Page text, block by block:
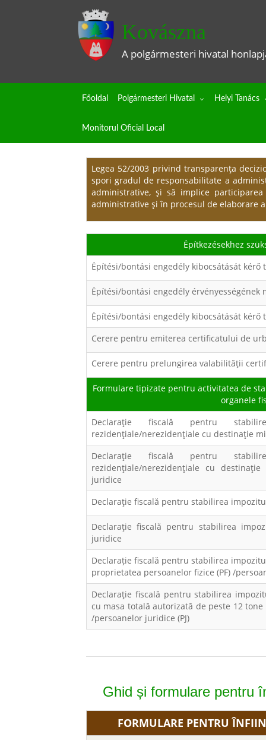
Kovászna
A polgármesteri hivatal
Főoldal Polgármesteri Hivatal Helyi Tanács
Monitorul Oficial Local
Legea 52/2003 privind transparenţa
spori gradul de responsabilitate a
administrative, şi să implice
administrative şi în procesul de elaborare
Építkezésekhez
Építési/bontási engedély kibocsátását kérő
Építési/bontási engedély
Építési/bontási engedély kibocsátását
Cerere pentru emiterea certificatului de
Cerere pentru prelungirea valabilităţii
Formulare tipizate pentru activitatea de
organele
Declaraţie fiscală pentru
rezidenţiale/nerezidenţiale cu destinaţie
Declaraţie fiscală pentru
rezidenţiale/nerezidenţiale cu
juridice
Declaraţie fiscală pentru stabilirea
Declaraţie fiscală pentru stabilirea
juridice
Declarație fiscală pentru stabilirea
proprietatea persoanelor fizice (PF) /
Declarație fiscală pentru stabilirea
cu masa totală autorizată de peste 12 tone
/persoanelor juridice (PJ)
Ghid și formulare pentru
FORMULARE PENTRU